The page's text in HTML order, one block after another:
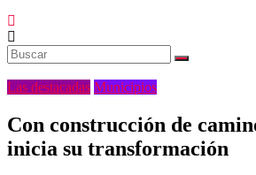
Las destacadas Municipios
Con construcción de
inicia su transformación